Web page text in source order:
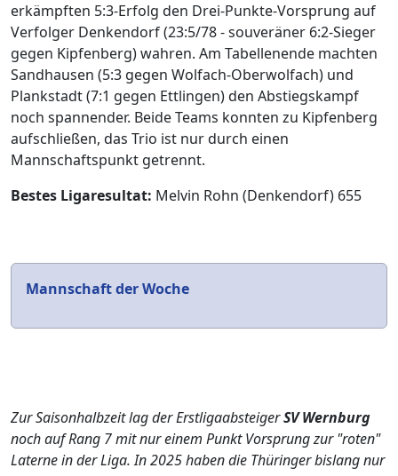
erkämpften 5:3-Erfolg den Drei-Punkte-Vorsprung auf
Verfolger Denkendorf (23:5/78 - souveräner 6:2-Sieger
gegen Kipfenberg) wahren. Am Tabellenende machten
Sandhausen (5:3 gegen Wolfach-Oberwolfach) und
Plankstadt (7:1 gegen Ettlingen) den Abstiegskampf
noch spannender. Beide Teams konnten zu Kipfenberg
aufschließen, das Trio ist nur durch einen
Mannschaftspunkt getrennt.
Bestes Ligaresultat: Melvin Rohn (Denkendorf) 655
Mannschaft der Woche
Zur Saisonhalbzeit lag der ErstligaabsteigerSV Wernburg
noch auf Rang 7 mit nur einem Punkt Vorsprung zur "roten"
Laterne in der Liga. In 2025 haben die Thüringer bislang nur